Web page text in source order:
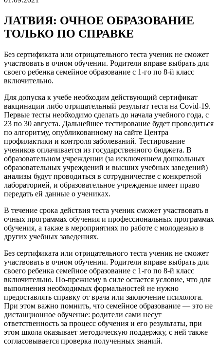
ЛАТВИЯ: ОЧНОЕ ОБРАЗОВАНИЕ
ТОЛЬКО ПО СПРАВКЕ
Без сертификата или отрицательного теста ученик не сможет
участвовать в очном обучении. Родители вправе выбрать для
своего ребенка семейное образование с 1-го по 8-й класс
включительно.
Для допуска к учебе необходим действующий сертификат
вакцинации либо отрицательный результат теста на Covid-19.
Первые тесты необходимо сделать до начала учебного года, с
23 по 30 августа. Дальнейшее тестирование будет проводиться
по алгоритму, опубликованному на сайте Центра
профилактики и контроля заболеваний. Тестирование
учеников оплачивается из государственного бюджета. В
образовательном учреждении (за исключением дошкольных
образовательных учреждений и высших учебных заведений)
анализы будут проводиться в сотрудничестве с конкретной
лабораторией, и образовательное учреждение имеет право
передать ей данные о учениках.
В течение срока действия теста ученик сможет участвовать в
очных программах обучения и профессиональных программах
обучения, а также в мероприятиях по работе с молодежью в
других учебных заведениях.
Без сертификата или отрицательного теста ученик не сможет
участвовать в очном обучении. Родители вправе выбрать для
своего ребенка семейное образование с 1-го по 8-й класс
включительно. По-прежнему в силе остается условие, что для
выполнения необходимых формальностей не нужно
предоставлять справку от врача или заключение психолога.
При этом важно помнить, что семейное образование — это не
дистанционное обучение: родители сами несут
ответственность за процесс обучения и его результаты, при
этом школа оказывает методическую поддержку, с ней также
согласовывается проверка полученных знаний.